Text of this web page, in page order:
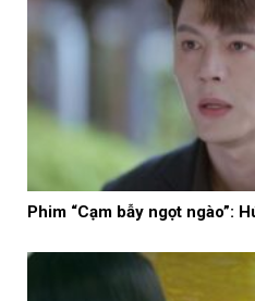
Phim “Cạm bẫy ngọt ngào”: